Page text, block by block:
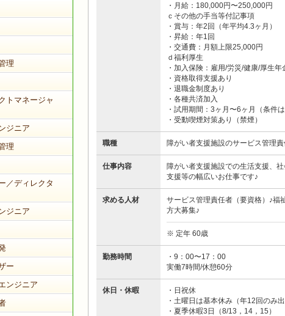
理
トマネージャ
ジニア
理
／ディレクタ
ジニア
ー
ンジニア
・月給：180,000円〜250,000円
ｃその他の手当等付記事項
・賞与：年2回（年平均4.3ヶ月）
・昇給：年1回
・交通費：月額上限25,000円
ｄ福利厚生
・加入保険：雇用/労災/健康/厚生年
・資格取得支援あり
・退職金制度あり
・各種共済加入
・試用期間：3ヶ月〜6ヶ月（条件は
・受動喫煙対策あり（禁煙）
職種 障がい者支援施設のサービス管理
仕事内容
障がい者支援施設での生活支援、
支援等の幅広いお仕事です♪
求める人材
サービス管理責任者（要資格）♪福
方大募集♪
※ 定年 60歳
勤務時間
・9：00〜17：00
実働7時間/休憩60分
休日・休暇
・日祝休
・土曜日は基本休み（年12回のみ出
・夏季休暇3日（8/13，14，15）